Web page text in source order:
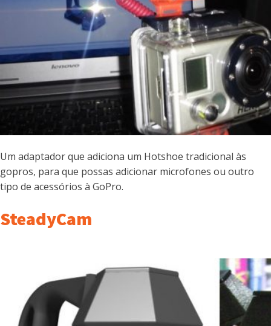
Um adaptador que adiciona um Hotshoe tradicional às
gopros, para que possas adicionar microfones ou outro
tipo de acessórios à GoPro.
SteadyCam